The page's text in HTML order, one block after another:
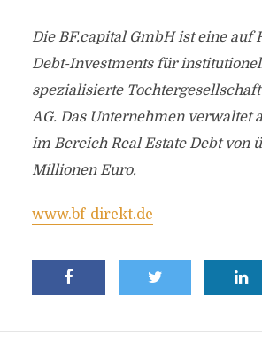
Die BF.capital GmbH ist eine auf
Debt-Investments für
spezialisierte
AG. Das Unternehmen verwaltet
im Bereich Real Estate Debt von
Millionen Euro.
www.bf-direkt.de